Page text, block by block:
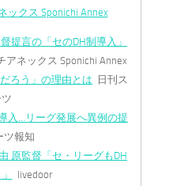
ックス Sponichi Annex
提言の「セのDH制導入」
アネックス Sponichi Annex
ろう」の理由とは
日刊ス
入…リーグ発展へ異例の提
ツ報知
原監督「セ・リーグもDH
livedoor